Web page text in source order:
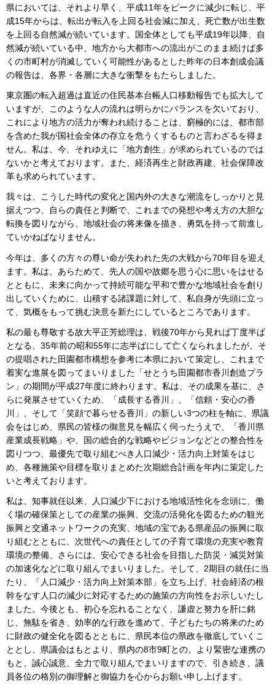
県においては、それより早く、平成11年をピークに減少に転じ、平
成15年からは、転出が転入を上回る社会減に加え、死亡数が出生数
を上回る自然減が続いています。国全体としても平成19年以降、自
然減が続いている中、地方から大都市への流出がこのまま続けば多
くの市町村が消滅していく可能性があるとした昨年の日本創成会議
の報告は、各界・各層に大きな衝撃をもたらしました。
東京圏の転入超過は直近の住民基本台帳人口移動報告でも拡大して
いますが、このような人の流れは明らかにバランスを欠いており、
これにより地方の活力が奪われ続けることは、窮極的には、都市部
を含めた我が国社会全体の存立を危うくするものと言わざるを得ま
せん。私は、今、それゆえに「地方創生」が求められているのでは
ないかと考えております。また、経済再生と財政再建、社会保障改
革も求められています。
我々は、こうした時代の変化と国内外の大きな潮流をしっかりと見
据えつつ、自らの責任と判断で、これまでの発想や考え方の大胆な
転換を図りながら、地域社会の将来像を描き、勇気を持って前進し
ていかねばなりません。
今年は、多くの方々の尊い命が失われた先の大戦から70年目を迎え
ます。私は、あらためて、先人の国や故郷を思う心に思いをはせる
とともに、未来に向かって持続可能な平和で豊かな地域社会を創り
出していくために、山積する諸課題に対して、私自身が先頭に立っ
て、気概をもって挑む決意を新たにしているところであります。
私の最も尊敬する故大平正芳総理は、戦後70年から見れば丁度半ば
となる、35年前の昭和55年に志半ばにして亡くなられましたが、そ
の提唱された田園都市構想を参考に本県において策定し、これまで
着実な進展を図ってまいりました「せとうち田園都市香川創造プラ
ン」の期間が平成27年度に終わります。私は、その成果を基に、さ
らに発展させていくため、「成長する香川」、「信頼・安心の香
川」、そして「笑顔で暮らせる香川」の新しい3つの柱を軸に、県議
会をはじめ、県民の皆様の御意見を幅広く伺ったうえで、「香川県
産業成長戦略」や、国の総合的な戦略やビジョンなどとの整合性を
図りつつ、最優先で取り組むべき人口減少・活力向上対策をはじ
め、各種施策や目標を取りまとめた次期総合計画を年内に策定した
いと考えております。
私は、知事就任以来、人口減少下における地域活性化を念頭に、働
く場の確保策としての産業の振興、交流の活発化を図るための観光
振興と交通ネットワークの充実、地域の宝である県産品の振興に取
り組むとともに、次世代への責任としての子育て環境の充実や教育
環境の整備、さらには、安心できる社会を目指した防災・減災対策
の加速化などに取り組んでまいりました。そして、2期目の就任に当
たり、「人口減少・活力向上対策本部」を立ち上げ、社会経済の根
幹をなす人口の減少に対応するための施策の方向性をお示しいたし
ました。今後とも、初心を忘れることなく、謙虚と努力を肝に銘
じ、無駄を省き、効率的な行政を進めて、子どもたちの将来のため
に財政の健全化を図るとともに、県民本位の県政を徹底していくこ
ととし、県議会はもとより、県内の8市9町との、より緊密な連携の
もと、誠心誠意、全力で取り組んでまいりますので、引き続き、議
員各位の格別の御理解と御協力を心からお願い申し上げます。